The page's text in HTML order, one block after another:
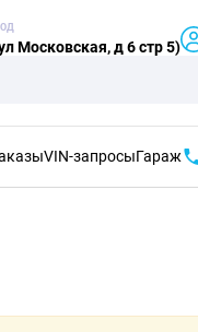
Московская, д 6 стр 5)
VIN-запросыГараж